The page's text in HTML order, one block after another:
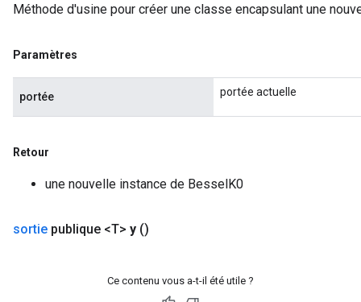
Méthode d'usine pour créer une classe encapsulant une
Paramètres
portée portée actuelle
Retour
une nouvelle instance de BesselK0
sortie publique <T> y ()
Ce contenu vous a-t-il été utile ?